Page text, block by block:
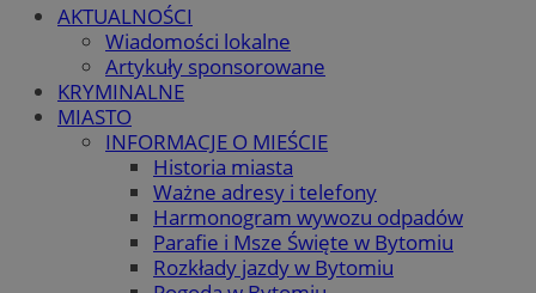
AKTUALNOŚCI
Wiadomości lokalne
Artykuły sponsorowane
KRYMINALNE
MIASTO
INFORMACJE O MIEŚCIE
Historia miasta
Ważne adresy i telefony
Harmonogram wywozu odpadów
Parafie i Msze Święte w Bytomiu
Rozkłady jazdy w Bytomiu